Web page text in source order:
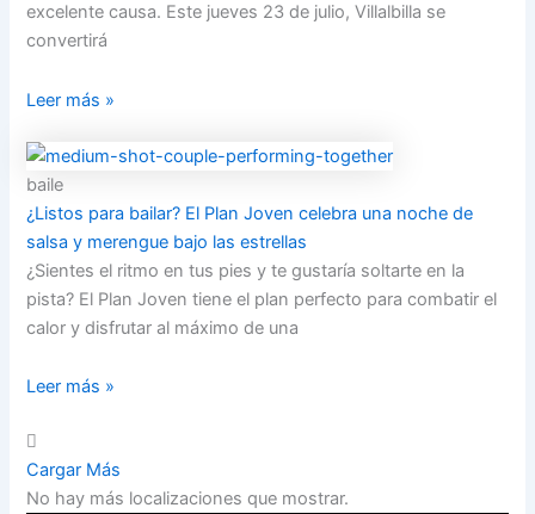
excelente causa. Este jueves 23 de julio, Villalbilla se
convertirá
Leer más »
baile
¿Listos para bailar? El Plan Joven celebra una noche de
salsa y merengue bajo las estrellas
¿Sientes el ritmo en tus pies y te gustaría soltarte en la
pista? El Plan Joven tiene el plan perfecto para combatir el
calor y disfrutar al máximo de una
Leer más »
Cargar Más
No hay más localizaciones que mostrar.